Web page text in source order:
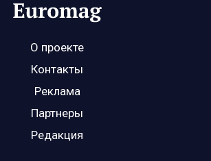
О проекте
Контакты
Реклама
Партнеры
Редакция